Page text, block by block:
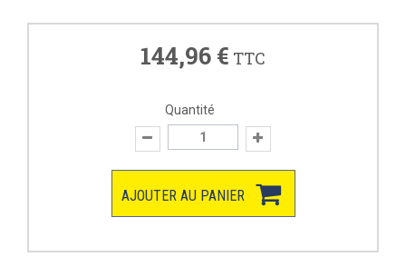
144,96 € TTC
Quantité
AJOUTER AU PANIER